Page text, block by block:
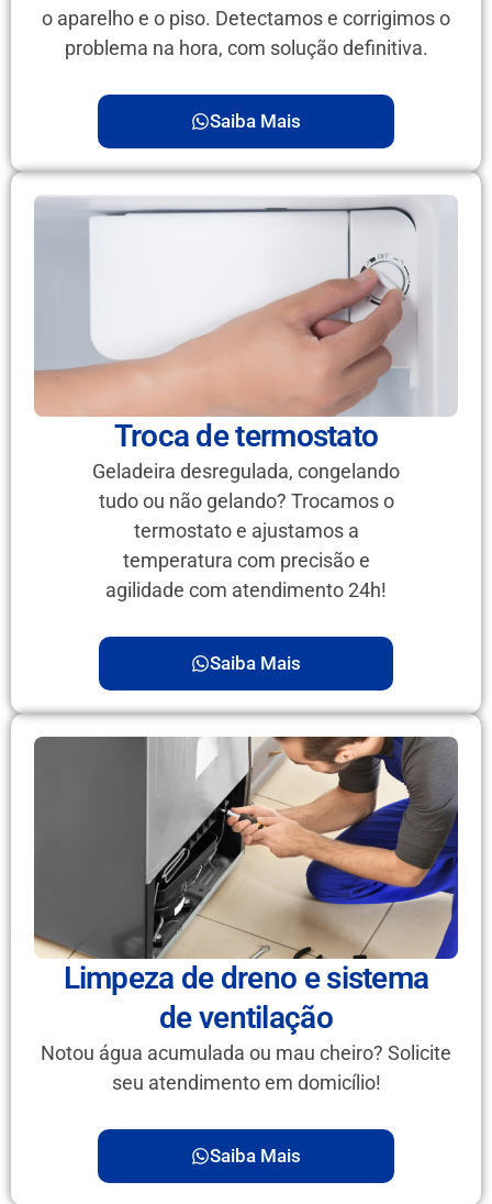
o aparelho e o piso. Detectamos e corrigimos o
problema na hora, com solução definitiva.
Saiba Mais
Troca de termostato
Geladeira desregulada, congelando
tudo ou não gelando? Trocamos o
termostato e ajustamos a
temperatura com precisão e
agilidade com atendimento 24h!
Saiba Mais
Limpeza de dreno e sistema
de ventilação
Notou água acumulada ou mau cheiro? Solicite
seu atendimento em domicílio!
Saiba Mais